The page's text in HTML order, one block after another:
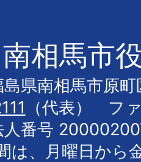
南相馬市
県南相馬市原町
（代表） フ
人番号
は、月曜日から